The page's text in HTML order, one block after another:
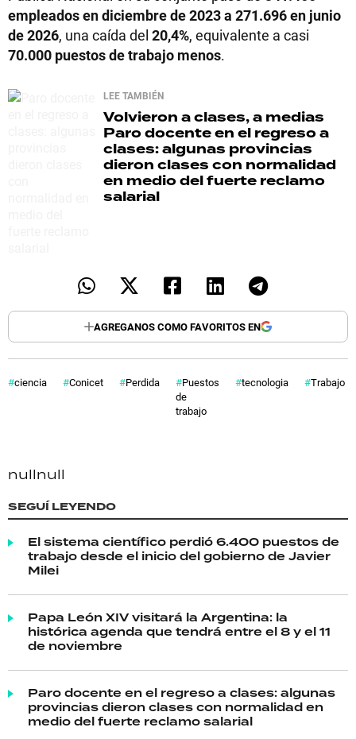
empleados en diciembre de 2023 a 271.696 en junio
de 2026, una caída del 20,4%, equivalente a casi
70.000 puestos de trabajo menos.
LEE TAMBIÉN
Volvieron a clases, a medias
Paro docente en el regreso a
clases: algunas provincias
dieron clases con normalidad
en medio del fuerte reclamo
salarial
AGREGANOS COMO FAVORITOS EN
ciencia Conicet Perdida
Puestos
de
trabajo
tecnologia Trabajo
nullnull
SEGUÍ LEYENDO
El sistema científico perdió 6.400 puestos de
trabajo desde el inicio del gobierno de Javier
Milei
Papa León XIV visitará la Argentina: la
histórica agenda que tendrá entre el 8 y el 11
de noviembre
Paro docente en el regreso a clases: algunas
provincias dieron clases con normalidad en
medio del fuerte reclamo salarial